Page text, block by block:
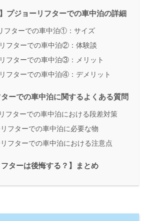
プジョーリフターでの車中泊の詳細
フターでの車中泊①：サイズ
フターでの車中泊②：体験談
フターでの車中泊③：メリット
フターでの車中泊④：デメリット
ーでの車中泊に関するよくある質問
フターでの車中泊における段差対策
フターでの車中泊に必要な物
フターでの車中泊における注意点
フターは後悔する？】まとめ